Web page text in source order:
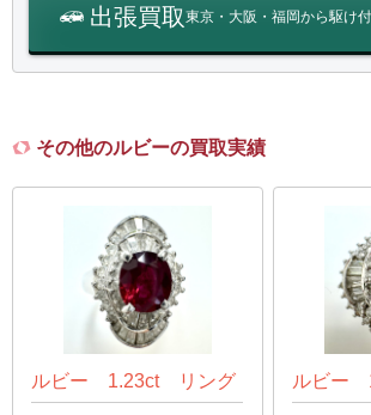
出張買取東京・大阪・福岡から駆け
その他のルビーの買取実績
ルビー 1.23ct リング ルビー